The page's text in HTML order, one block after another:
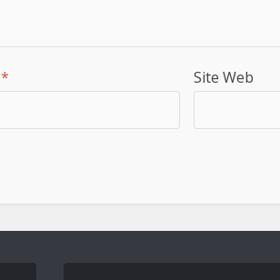
* Site Web